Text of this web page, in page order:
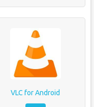
VLC for Android